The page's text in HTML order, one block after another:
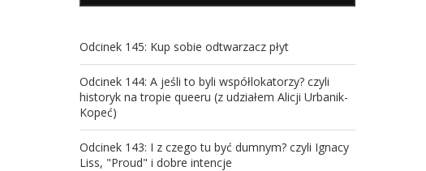
Odcinek 145: Kup sobie odtwarzacz płyt
Odcinek 144: A jeśli to byli współlokatorzy? czyli
historyk na tropie queeru (z udziałem Alicji Urbanik-
Kopeć)
Odcinek 143: I z czego tu być dumnym? czyli Ignacy
Liss, "Proud" i dobre intencje